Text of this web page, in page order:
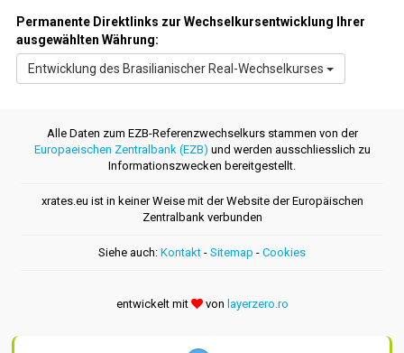
Permanente Direktlinks zur Wechselkursentwicklung Ihrer
ausgewählten Währung:
Entwicklung des Brasilianischer Real-Wechselkurses
Alle Daten zum EZB-Referenzwechselkurs stammen von der
Europaeischen Zentralbank (EZB) und werden ausschliesslich zu
Informationszwecken bereitgestellt.
xrates.eu ist in keiner Weise mit der Website der Europäischen
Zentralbank verbunden
Siehe auch: Kontakt - Sitemap - Cookies
entwickelt mit von layerzero.ro